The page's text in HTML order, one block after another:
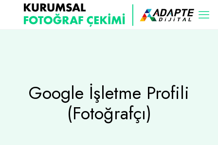
Google İşletme Profili
(Fotoğrafçı)